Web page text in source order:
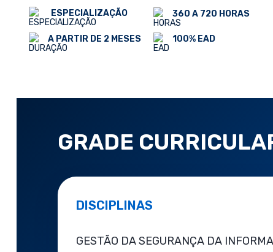
ESPECIALIZAÇÃO
A PARTIR DE 2 MESES
360 A 720 HORAS
100% EAD
GRADE
DISCIPLINAS
GESTÃO DA SEGURANÇA DA